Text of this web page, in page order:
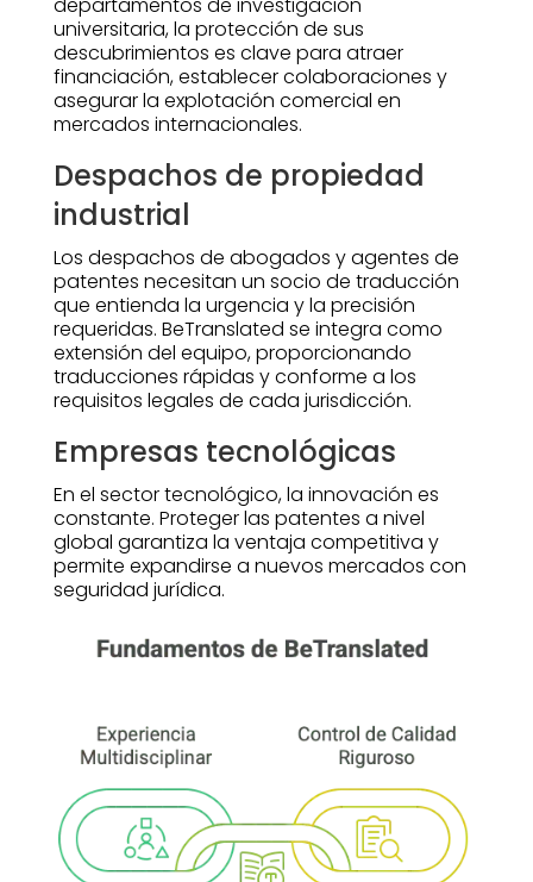
departamentos de investigación
universitaria, la protección de sus
descubrimientos es clave para atraer
financiación, establecer colaboraciones y
asegurar la explotación comercial en
mercados internacionales.
Despachos de propiedad
industrial
Los despachos de abogados y agentes de
patentes necesitan un socio de traducción
que entienda la urgencia y la precisión
requeridas. BeTranslated se integra como
extensión del equipo, proporcionando
traducciones rápidas y conforme a los
requisitos legales de cada jurisdicción.
Empresas tecnológicas
En el sector tecnológico, la innovación es
constante. Proteger las patentes a nivel
global garantiza la ventaja competitiva y
permite expandirse a nuevos mercados con
seguridad jurídica.